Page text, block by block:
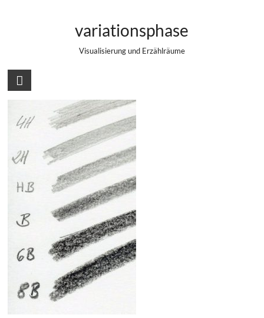
variationsphase
Visualisierung und Erzählräume
Verschiedene Härtegrade von